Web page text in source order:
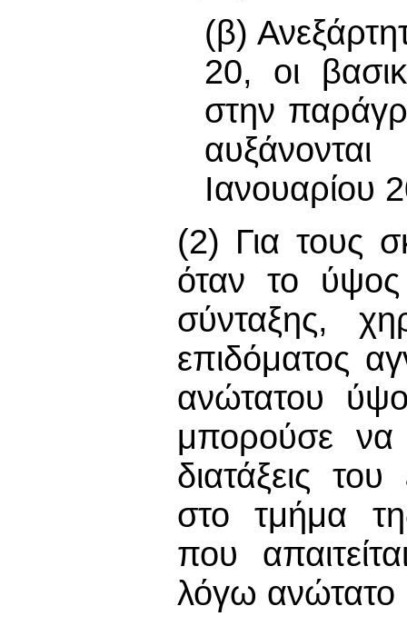
(β)
20, οι
στην
Ιανουαρίου
(2) Για τους
όταν το ύψος
σύνταξης,
επιδόματος
ανώτατου
μπορούσε να
διατάξεις
στο τμήμα
που
λόγω